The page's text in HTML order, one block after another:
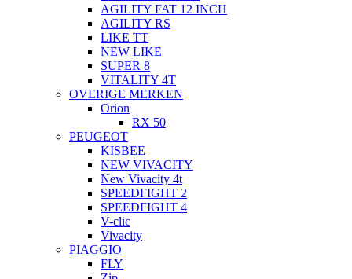
AGILITY FAT 12 INCH
AGILITY RS
LIKE TT
NEW LIKE
SUPER 8
VITALITY 4T
OVERIGE MERKEN
Orion
RX 50
PEUGEOT
KISBEE
NEW VIVACITY
New Vivacity 4t
SPEEDFIGHT 2
SPEEDFIGHT 4
V-clic
Vivacity
PIAGGIO
FLY